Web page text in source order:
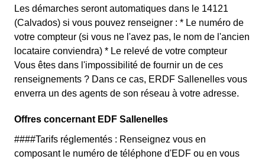
Les démarches seront automatiques dans le 14121
(Calvados) si vous pouvez renseigner : * Le numéro de
votre compteur (si vous ne l'avez pas, le nom de l'ancien
locataire conviendra) * Le relevé de votre compteur
Vous êtes dans l'impossibilité de fournir un de ces
renseignements ? Dans ce cas, ERDF Sallenelles vous
enverra un des agents de son réseau à votre adresse.
Offres concernant EDF Sallenelles
####Tarifs réglementés : Renseignez vous en
composant le numéro de téléphone d'EDF ou en vous